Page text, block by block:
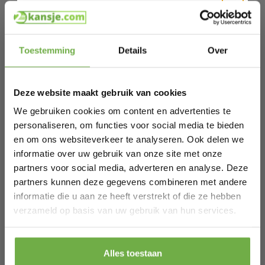
Toestemming Details Over
Deze website maakt gebruik van cookies
We gebruiken cookies om content en advertenties te
personaliseren, om functies voor social media te bieden
en om ons websiteverkeer te analyseren. Ook delen we
informatie over uw gebruik van onze site met onze
partners voor social media, adverteren en analyse. Deze
partners kunnen deze gegevens combineren met andere
informatie die u aan ze heeft verstrekt of die ze hebben
verzameld op basis van uw gebruik van hun services.
Alles toestaan
Verpakkingsinhoud
Auronic kledingstomer (1x)
Specificaties
Afmetingen: 17.8x10.2x25.4 cm
Voltage: 120 Volt
Capaciteit: 300 ml
Verwarmingstijd: 25 sec.
Lengte kabel: 2,5 m
Over Auronic
Bij Auronic ontwerpen en ontwikkelen we elke dag de
mooiste elektronische apparaten die jouw leven makkelijker
maken. Hierin staat 1 ding centraal: gebruiksvriendelijkheid!
We vinden het belangrijk dat al onze producten eenvoudig
te gebruiken zijn, zonder onnodige functionaliteiten.
AU1003171
Schrijf je in en ontvang
Bij 2dekansje.com profiteer je van
kortingen tot wel 70%.
Laat ons weten wanneer je jarig bent
Pak € 5,- korting